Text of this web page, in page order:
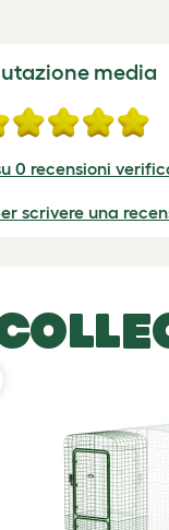
media
0 recensioni
scrivere una